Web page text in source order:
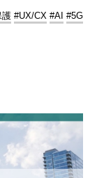
護 #UX/CX #AI #5G